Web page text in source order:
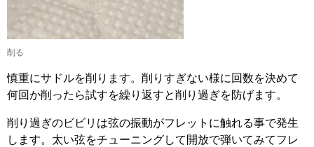
削る
慎重にサドルを削ります。削りすぎない様に回数を決めて
何回か削ったら試すを繰り返すと削り過ぎを防げます。
削り過ぎのビビリは弦の振動がフレットに触れる事で発生
します。太い弦をチューニングして開放で弾いてみてフレ